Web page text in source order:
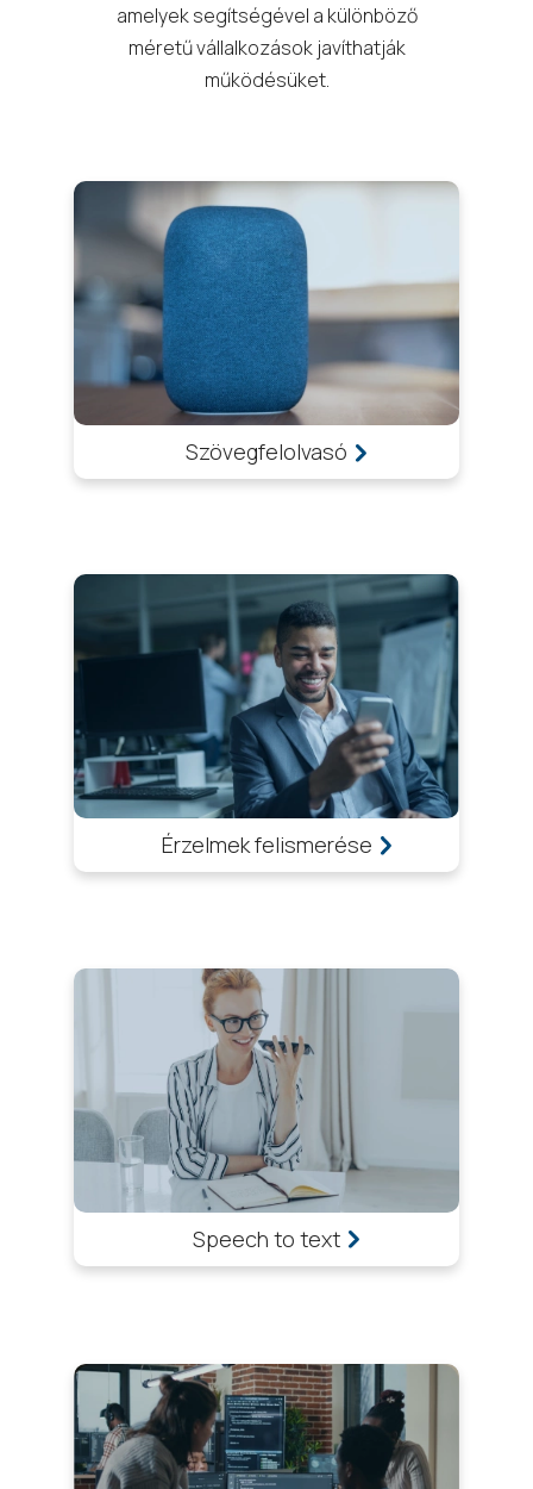
amelyek segítségével a különböző
méretű vállalkozások javíthatják
működésüket.
Szövegfelolvasó
Érzelmek felismerése
Speech to text